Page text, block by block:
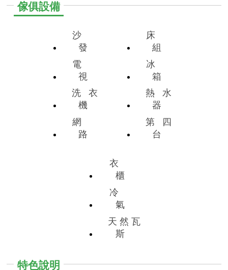
傢俱設備
沙
發
電
視
洗
衣
機
網
路
床
組
冰
箱
熱
水
器
第
四
台
衣
櫃
冷
氣
天 然 瓦
斯
特色說明